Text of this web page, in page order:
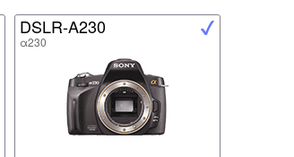
DSLR-A230
α230